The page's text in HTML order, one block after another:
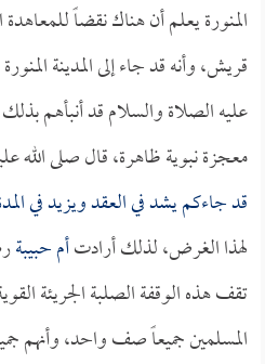
المنورة يعلم أن هناك نقضاً
قريش، وأنه قد جاء إلى المدينة
عليه الصلاة والسلام قد أنبأهم
معجزة نبوية ظاهرة، قال صلى الله
قد جاءكم يشد في العقد ويزيد في
لهذا الغرض، لذلك أرادتأم حبيبة
تقف هذه الوقفة الصلبة الجريئة
المسلمين جميعاً صف واحد، وأنهم